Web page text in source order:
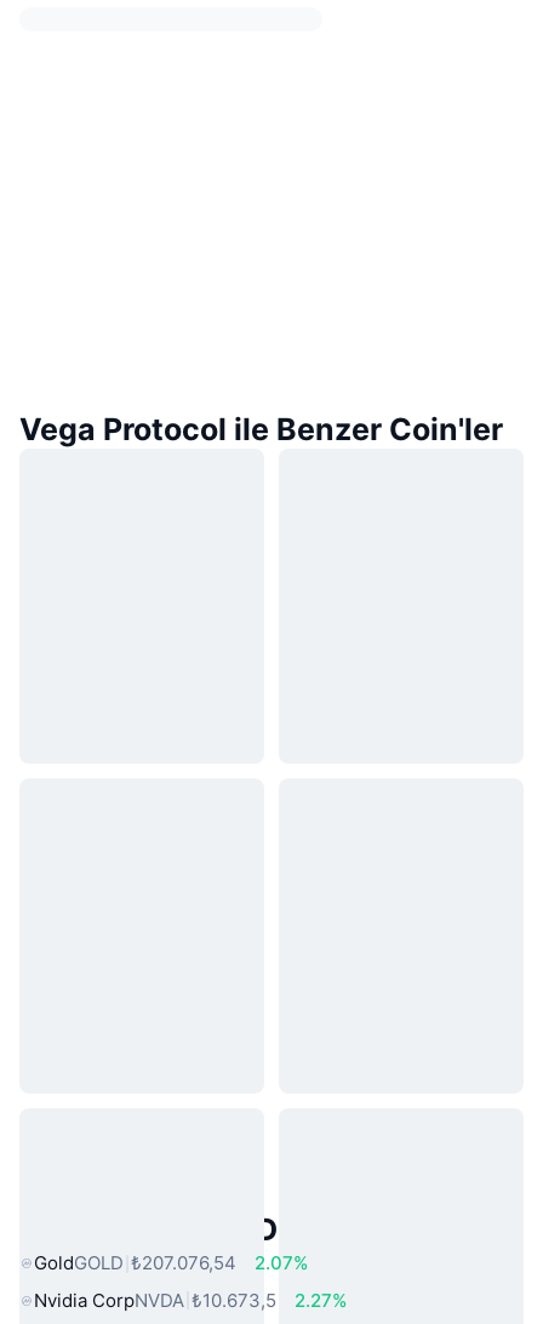
Vega Protocol ile Benzer Coin'ler
Popüler Gerçek Dünya Varlıkları
GoldGOLD ₺207.076,54
2.07%
Nvidia CorpNVDA ₺10.673,5
2.27%